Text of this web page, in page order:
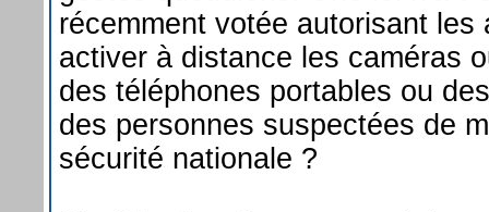
récemment votée autorisant les
activer à distance les caméras
des téléphones portables ou
des personnes suspectées de
sécurité nationale ?